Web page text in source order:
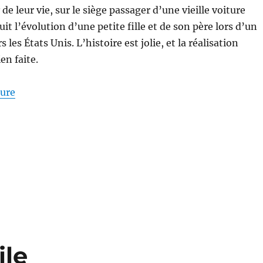
leur vie, sur le siège passager d’une vieille voiture
l’évolution d’une petite fille et de son père lors d’un
les États Unis. L’histoire est jolie, et la réalisation
faite.
de « Pearl – Vidéo à 360° et VR »